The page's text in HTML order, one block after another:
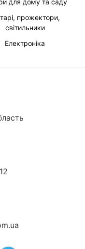
для дому та саду
прожектори,
світильники
Електроніка